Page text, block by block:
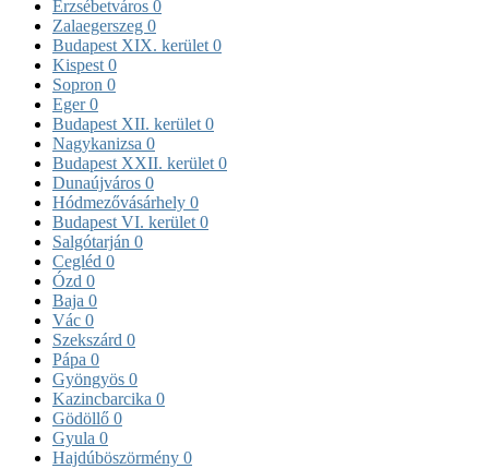
Erzsébetváros 0
Zalaegerszeg 0
Budapest XIX. kerület 0
Kispest 0
Sopron 0
Eger0
Budapest XII. kerület 0
Nagykanizsa 0
Budapest XXII. kerület 0
Dunaújváros 0
Hódmezővásárhely 0
Budapest VI. kerület 0
Salgótarján 0
Cegléd 0
Ózd 0
Baja 0
Vác 0
Szekszárd 0
Pápa 0
Gyöngyös 0
Kazincbarcika 0
Gödöllő 0
Gyula 0
Hajdúböszörmény 0